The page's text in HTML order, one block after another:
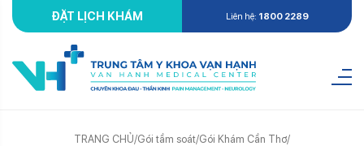
ĐẶT LỊCH KHÁM Liên hệ: 1800 2289
TRANG CHỦ/Gói tầm soát/Gói Khám Cần Thơ/